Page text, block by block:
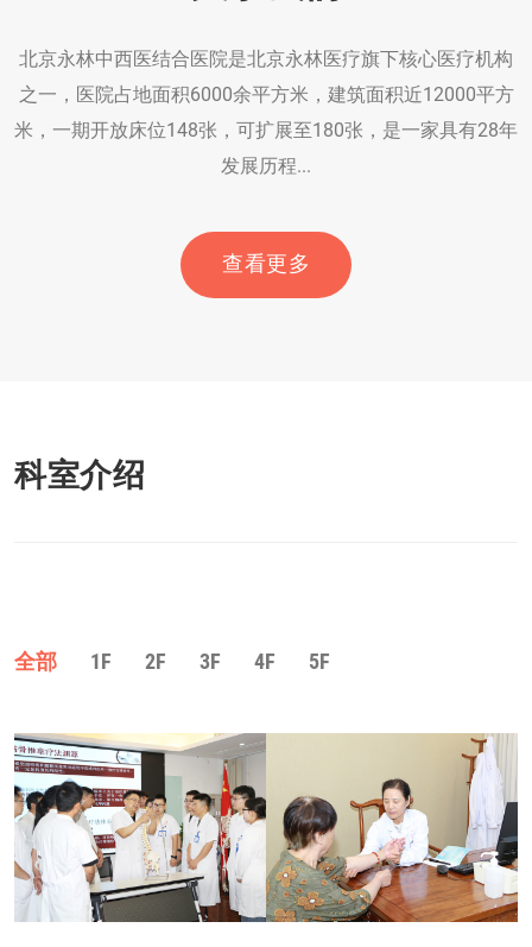
北京永林中西医结合医院是北京永林医疗旗下核心医疗机构
之一，医院占地面积6000余平方米，建筑面积近12000平方
米，一期开放床位148张，可扩展至180张，是一家具有28年
发展历程...
查看更多
科室介绍
全部 1F 2F 3F 4F 5F